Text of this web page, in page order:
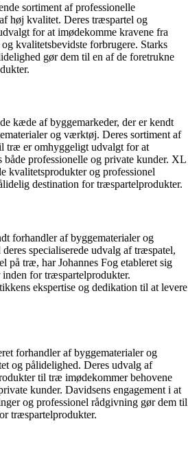
sortiment af professionelle
høj kvalitet. Deres træspartel og
for at imødekomme kravene fra
kvalitetsbevidste forbrugere. Starks
gør dem til en af de foretrukne
kæde af byggemarkeder, der er kendt
og værktøj. Deres sortiment af
træ er omhyggeligt udvalgt for at
både professionelle og private kunder. XL
kvalitetsprodukter og professionel
destination for træspartelprodukter.
forhandler af byggematerialer og
specialiserede udvalg af træspatel,
på træ, har Johannes Fog etableret sig
for træspartelprodukter.
ekspertise og dedikation til at levere
forhandler af byggematerialer og
og pålidelighed. Deres udvalg af
til træ imødekommer behovene
kunder. Davidsens engagement i at
og professionel rådgivning gør dem til
træspartelprodukter.